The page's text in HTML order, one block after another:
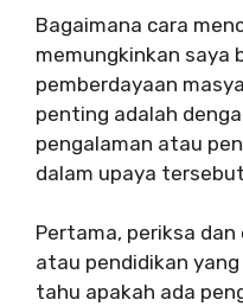
Bagaimana cara
memungkinkan saya
pemberdayaan
penting adalah
pengalaman atau
dalam upaya
Pertama, periksa
atau pendidikan
tahu apakah ada